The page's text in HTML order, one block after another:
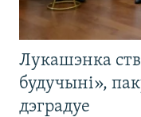
Лукашэнка
будучыні»,
дэградуе